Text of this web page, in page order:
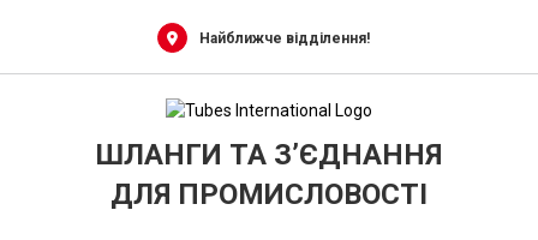
Найближче відділення!
ШЛАНГИ ТА З’ЄДНАННЯ
ДЛЯ ПРОМИСЛОВОСТІ